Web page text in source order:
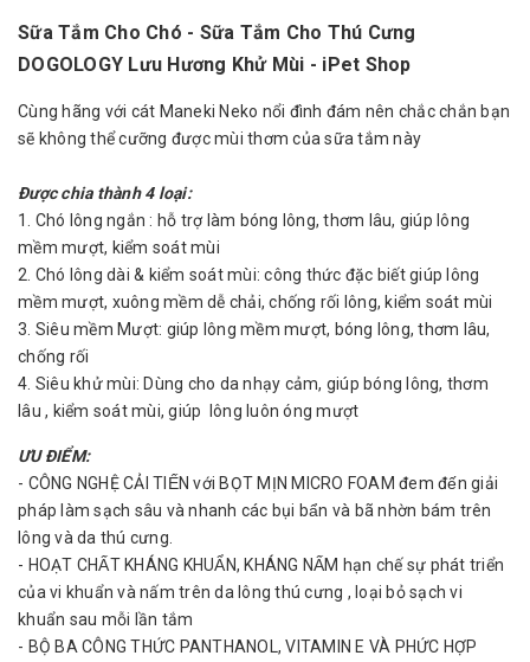
Sữa Tắm Cho Chó - Sữa Tắm Cho Thú Cưng
DOGOLOGY Lưu Hương Khử Mùi - iPet Shop
Cùng hãng với cát Maneki Neko nổi đình đám nên chắc chắn bạn
sẽ không thể cưỡng được mùi thơm của sữa tắm này
Được chia thành 4 loại:
1. Chó lông ngắn : hỗ trợ làm bóng lông, thơm lâu, giúp lông
mềm mượt, kiểm soát mùi
2. Chó lông dài & kiểm soát mùi: công thức đặc biết giúp lông
mềm mượt, xuông mềm dễ chải, chống rối lông, kiểm soát mùi
3. Siêu mềm Mượt: giúp lông mềm mượt, bóng lông, thơm lâu,
chống rối
4. Siêu khử mùi: Dùng cho da nhạy cảm, giúp bóng lông, thơm
lâu , kiểm soát mùi, giúp lông luôn óng mượt
ƯU ĐIỂM:
- CÔNG NGHỆ CẢI TIẾN với BỌT MỊN MICRO FOAM đem đến giải
pháp làm sạch sâu và nhanh các bụi bẩn và bã nhờn bám trên
lông và da thú cưng.
- HOẠT CHẤT KHÁNG KHUẨN, KHÁNG NẤM hạn chế sự phát triển
của vi khuẩn và nấm trên da lông thú cưng , loại bỏ sạch vi
khuẩn sau mỗi lần tắm
- BỘ BA CÔNG THỨC PANTHANOL, VITAMIN E VÀ PHỨC HỢP